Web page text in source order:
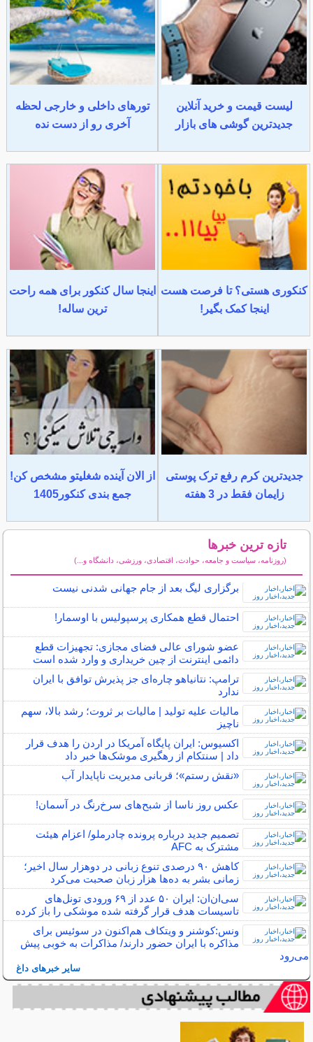
لیست قیمت و خرید آنلاین
جدیدترین گوشی های بازار
تورهای داخلی و خارجی لحظه
آخری رو از دست نده
کنکوری هستی؟ تا فرصت هست
اینجا کمک بگیر!
اینجا سال کنکور برای همه راحت
ترین ساله!
جدیدترین کرم رفع ترک پوستی
زایمان فقط در 3 هفته
از الان آینده شغلیتو مشخص کن!
جمع بندی کنکور1405
تازه ترین خبرها
(روزنامه، سیاست و جامعه، حوادث، اقتصادی، ورزشی، دانشگاه و...)
برگزاری لیگ بعد از جام جهانی شدنی نیست
احتمال قطع همکاری پرسپولیس با اوسمار!
عضو شورای عالی فضای مجازی: تجهیزات قطع
دائمی اینترنت از چین خریداری و وارد شده است
ترامپ: نتانیاهو چاره‌ای جز پذیرش توافق با ایران
ندارد
مالیات علیه تولید | مالیات بر ثروت؛ رشد بالا، سهم
ناچیز
اکسیوس: ایران پایگاه آمریکا در اردن را هدف قرار
داد | سنتکام از رهگیری موشک‌ها خبر داد
«نقش رستم»؛ قربانی مدیریت ناپایدار آب
عکس روز ناسا از شبح‌های سرخ‌رنگ در آسمان!
تصمیم جدید درباره پرونده چادرملو/ اعزام هیئت
مشترک به AFC
کاهش ۹۰ درصدی تنوع زبانی در دوهزار سال اخیر؛
زمانی بشر به ده‌ها هزار زبان صحبت می‌کرد
سی‌ان‌ان: ایران ۵۰ عدد از ۶۹ ورودی تونل‌های
تاسیسات هدف قرار گرفته شده موشکی را باز کرده
ونس:کوشنر و ویتکاف هم‌اکنون در سوئیس برای
مذاکره با ایران حضور دارند/ مذاکرات به خوبی پیش
می‌رود
سایر خبرهای داغ